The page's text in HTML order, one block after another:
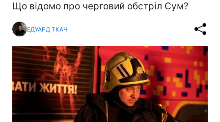
Що відомо про черговий обстріл Сум?
ЕДУАРД ТКАЧ